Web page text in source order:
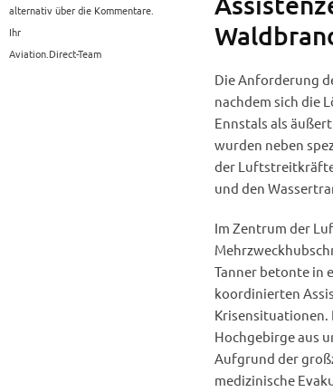
alternativ über die Kommentare.
Ihr
Aviation.Direct-Team
Die Anforderung
nachdem sich die
Ennstals als
wurden neben
der
und den
Im Zentrum der
Tanner betonte in
koordinierten
Krisensituationen.
Hochgebirge aus
Aufgrund der
medizinische